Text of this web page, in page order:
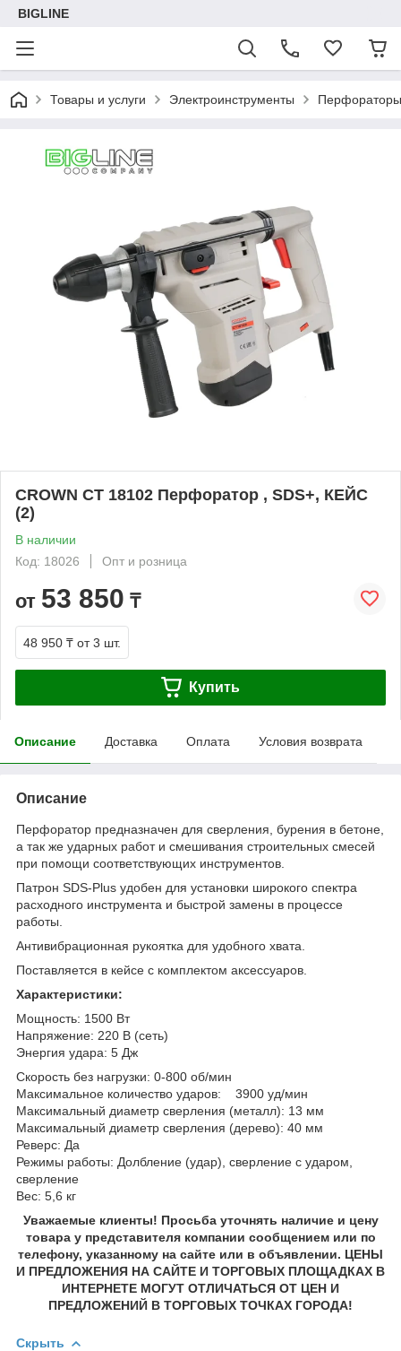
BIGLINE
Товары и услуги Электроинструменты Перфораторы
CROWN СТ 18102 Перфоратор , SDS+, КЕЙС
(2)
В наличии
Код: 18026
Опт и розница
от 53 850 ₸
48 950 ₸ от 3 шт.
Купить
Описание Доставка Оплата Условия возврата
Описание
Перфоратор предназначен для сверления, бурения в бетоне,
а так же ударных работ и смешивания строительных смесей
при помощи соответствующих инструментов.
Патрон SDS-Plus удобен для установки широкого спектра
расходного инструмента и быстрой замены в процессе
работы.
Антивибрационная рукоятка для удобного хвата.
Поставляется в кейсе с комплектом аксессуаров.
Характеристики:
Мощность: 1500 Вт
Напряжение: 220 В (сеть)
Энергия удара: 5 Дж
Скорость без нагрузки: 0-800 об/мин
Максимальное количество ударов: 3900 уд/мин
Максимальный диаметр сверления (металл): 13 мм
Максимальный диаметр сверления (дерево): 40 мм
Реверс: Да
Режимы работы: Долбление (удар), сверление с ударом,
сверление
Вес: 5,6 кг
Уважаемые клиенты! Просьба уточнять наличие и цену
товара у представителя компании сообщением или по
телефону, указанному на сайте или в объявлении. ЦЕНЫ
И ПРЕДЛОЖЕНИЯ НА САЙТЕ И ТОРГОВЫХ ПЛОЩАДКАХ В
ИНТЕРНЕТЕ МОГУТ ОТЛИЧАТЬСЯ ОТ ЦЕН И
ПРЕДЛОЖЕНИЙ В ТОРГОВЫХ ТОЧКАХ ГОРОДА!
Скрыть